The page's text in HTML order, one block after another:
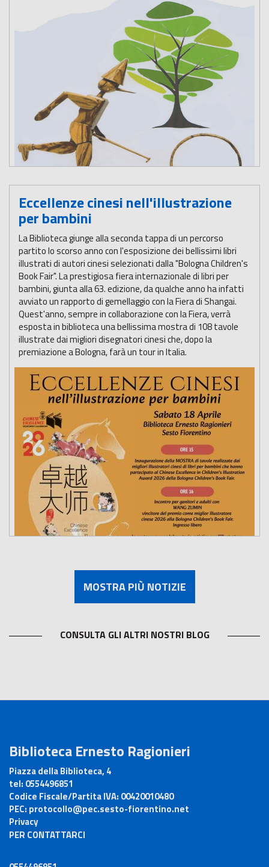
Eccellenze cinesi nell'illustrazione
per bambini
La Biblioteca giunge alla seconda tappa di un percorso
partito lo scorso anno con l'esposizione dei bellissimi libri
illustrati di autori cinesi selezionati dalla "Bologna Children's
Book Fair". La prestigiosa fiera internazionale di libri per
bambini, giunta alla 63. edizione, da qualche anno ha infatti
avviato un rapporto di gemellaggio con la Fiera di Shangai.
Quest'anno, sempre in collaborazione con la Fiera, verrà
esposta in biblioteca una bellissima mostra di 108 tavole
illustrate dai migliori disegnatori cinesi che, dopo la
premiazione a Bologna, farà un tour in Italia.
MOSTRA PIÙ NOTIZIE
CONSULTA GLI ALTRI NOSTRI BLOG
Biblioteca Ernesto Ragionieri
Piazza della Biblioteca, 4
tel: 0554496851
Codice Fiscale/Partita IVA: 00420010480
PEC: protocollo@pec.sesto-fiorentino.net
Privacy
PER CONTATTARCI